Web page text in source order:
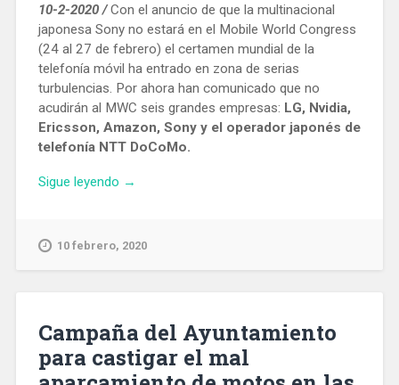
10-2-2020 /Con el anuncio de que la multinacional
japonesa Sony no estará en el Mobile World Congress
(24 al 27 de febrero) el certamen mundial de la
telefonía móvil ha entrado en zona de serias
turbulencias. Por ahora han comunicado que no
acudirán al MWC seis grandes empresas: LG, Nvidia,
Ericsson, Amazon, Sony y el operador japonés de
telefonía NTT DoCoMo.
Sigue leyendo «Ya
las
telefonía
que
cancelan
→
10 febrero, 2020
Campaña del Ayuntamiento
para castigar el mal